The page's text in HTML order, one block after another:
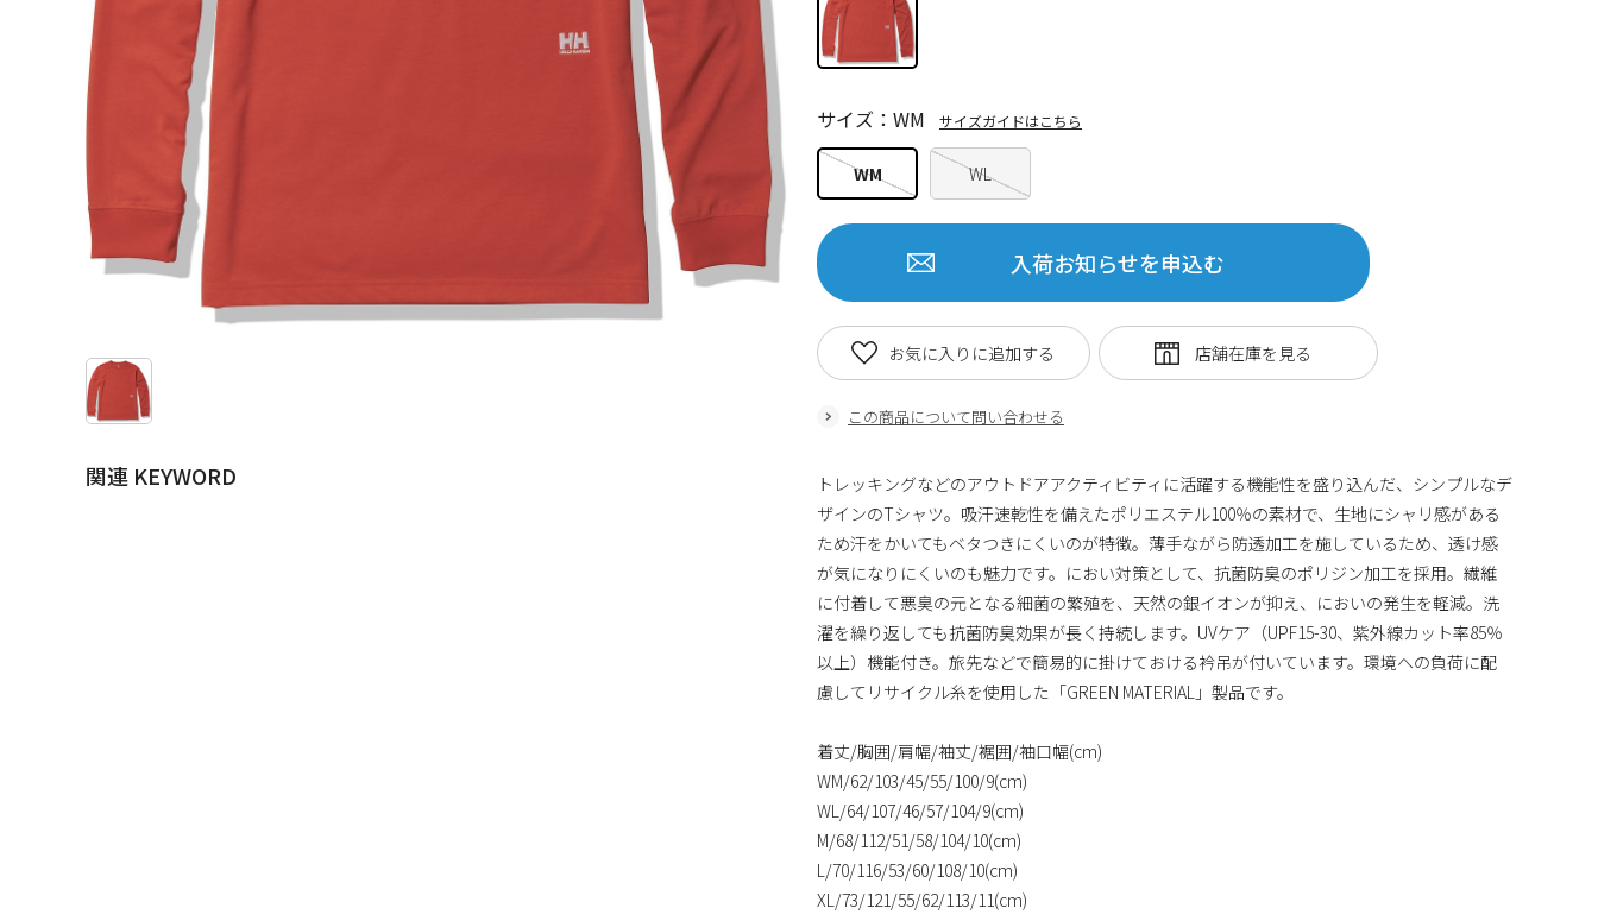
関連 KEYWORD
WM WL
サイズ：WM サイズガイドはこちら
入荷お知らせを申込む
この商品について問い合わせる
お気に入りに追加する
トレッキングなどのアウトドアアクティビティに活躍する機能性を盛り込んだ、シンプルなデ
ザインのTシャツ。吸汗速乾性を備えたポリエステル100％の素材で、生地にシャリ感がある
ため汗をかいてもベタつきにくいのが特徴。薄手ながら防透加工を施しているため、透け感
が気になりにくいのも魅力です。におい対策として、抗菌防臭のポリジン加工を採用。繊維
に付着して悪臭の元となる細菌の繁殖を、天然の銀イオンが抑え、においの発生を軽減。洗
濯を繰り返しても抗菌防臭効果が長く持続します。UVケア（UPF15-30、紫外線カット率85％
以上）機能付き。旅先などで簡易的に掛けておける衿吊が付いています。環境への負荷に配
慮してリサイクル糸を使用した「GREEN MATERIAL」製品です。
着丈/胸囲/肩幅/袖丈/裾囲/袖口幅(cm)
WM/62/103/45/55/100/9(cm)
WL/64/107/46/57/104/9(cm)
M/68/112/51/58/104/10(cm)
L/70/116/53/60/108/10(cm)
XL/73/121/55/62/113/11(cm)